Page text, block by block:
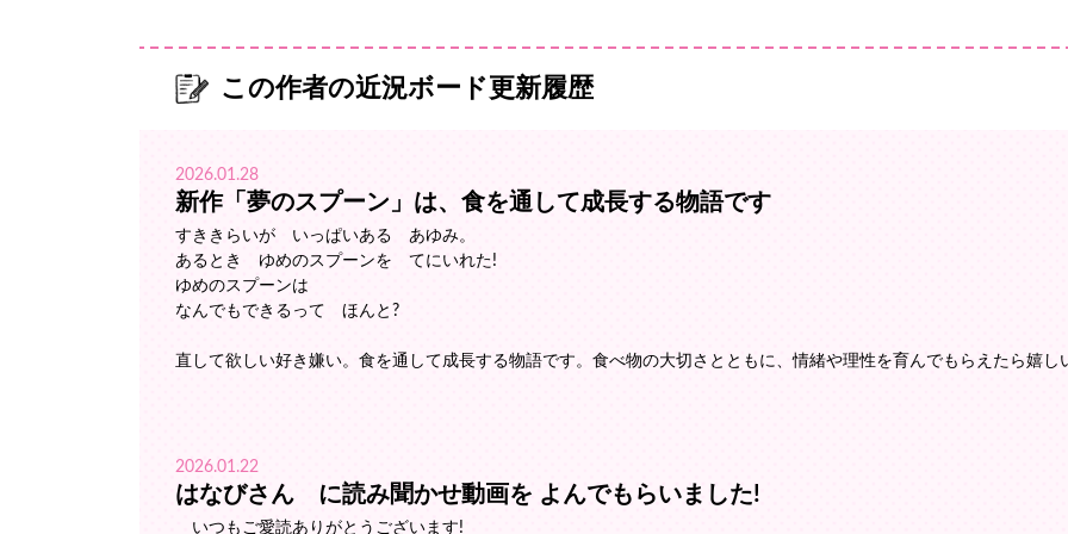
この作者の近況ボード更新履歴
2026.01.28
新作「夢のスプーン」は、食を通して成長する物語です
すききらいが いっぱいある あゆみ。
あるとき ゆめのスプーンを てにいれた!
ゆめのスプーンは
なんでもできるって ほんと?
直して欲しい好き嫌い。食を通して成長する物語です。食べ物の大切さとともに、情緒や理性を育んでもらえたら嬉し
2026.01.22
はなびさん に読み聞かせ動画を よんでもらいました!
いつもご愛読ありがとうございます!